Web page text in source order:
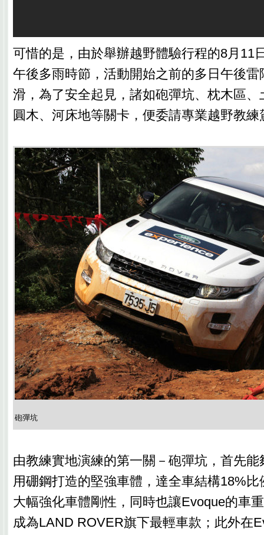
可惜的是，由於舉辦越野體驗行程的8月11
午後多雨時節，活動開始之前的多日午後雷
滑，為了安全起見，諸如砲彈坑、枕木區
圓木、河床地等關卡，便委請專業越野教練
砲彈坑
由教練實地演練的第一關－砲彈坑，首先
用硼鋼打造的堅強車體，達全車結構18%
大幅強化車體剛性，同時也讓Evoque的車
成為LAND ROVER旗下最輕車款；此外在